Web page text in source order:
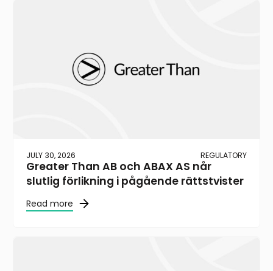
JULY 30, 2026 REGULATORY
Greater Than AB och ABAX AS når
slutlig förlikning i pågående rättstvister
Read more